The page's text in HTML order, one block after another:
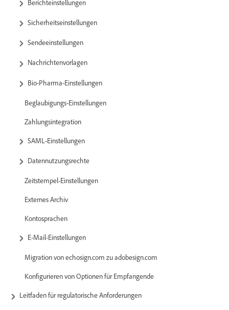
Berichteinstellungen
Sicherheitseinstellungen
Sendeeinstellungen
Nachrichtenvorlagen
Bio-Pharma-Einstellungen
Beglaubigungs-Einstellungen
Zahlungsintegration
SAML-Einstellungen
Datennutzungsrechte
Zeitstempel-Einstellungen
Externes Archiv
Kontosprachen
E-Mail-Einstellungen
Migration von echosign.com zu adobesign.com
Konfigurieren von Optionen für Empfangende
Leitfaden für regulatorische Anforderungen